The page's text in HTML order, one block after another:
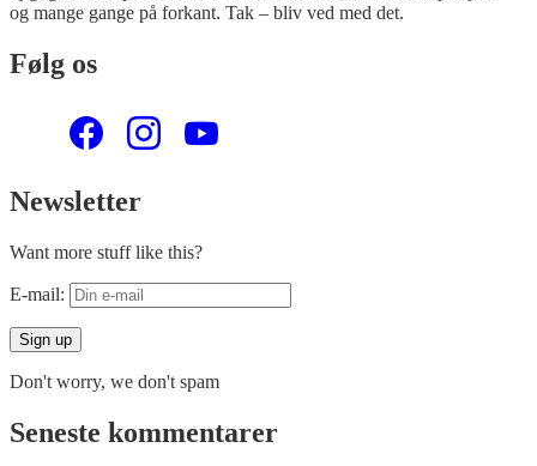
og mange gange på forkant. Tak – bliv ved med det.
Følg os
Newsletter
Want more stuff like this?
E-mail:
Don't worry, we don't spam
Seneste kommentarer